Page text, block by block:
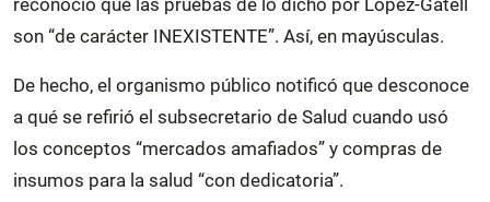
son “de carácter INEXISTENTE”. Así, en mayúsculas.
De hecho, el organismo público notificó que desconoce
a qué se refirió el subsecretario de Salud cuando usó
los conceptos “mercados amafiados” y compras de
insumos para la salud “con dedicatoria”.